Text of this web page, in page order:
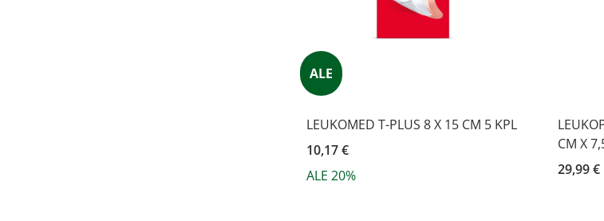
ALE
LEUKOMED T-PLUS 8 X 15 CM 5 KPL
10,17 €
ALE 20%
CM X
29,99 €